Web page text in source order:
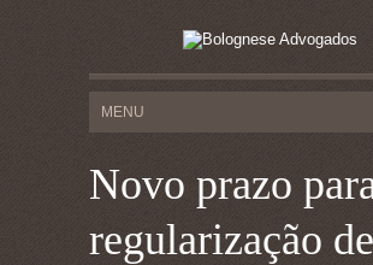
Novo prazo
regularização de